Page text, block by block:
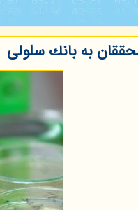
به بانك سلولی